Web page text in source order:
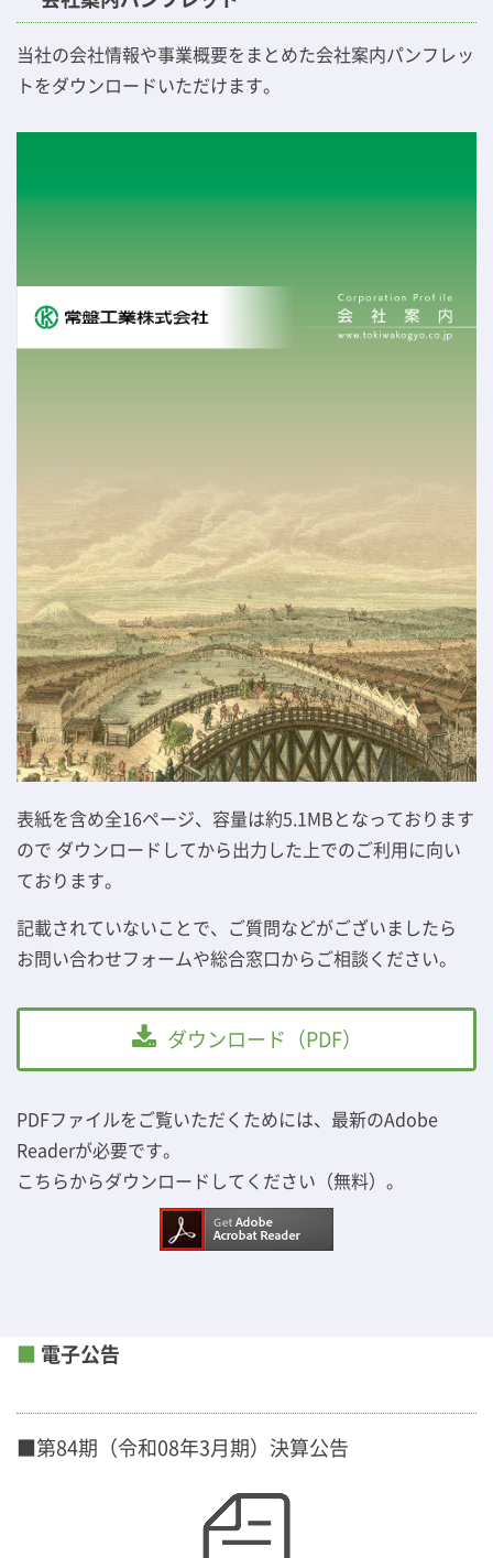
当社の会社情報や事業概要をまとめた会社案内パンフレッ
トをダウンロードいただけます。
表紙を含め全16ページ、容量は約5.1MBとなっております
ので ダウンロードしてから出力した上でのご利用に向い
ております。
記載されていないことで、ご質問などがございましたら
お問い合わせフォームや総合窓口からご相談ください。
ダウンロード（PDF）
PDFファイルをご覧いただくためには、最新のAdobe
Readerが必要です。
こちらからダウンロードしてください（無料）。
電子公告
■第84期（令和08年3月期）決算公告